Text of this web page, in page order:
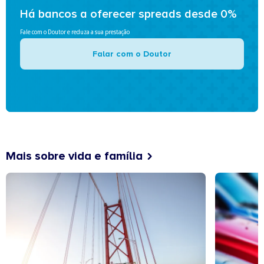
Há bancos a oferecer spreads desde 0%
Fale com o Doutor e reduza a sua prestação
Falar com o Doutor
Mais sobre vida e família